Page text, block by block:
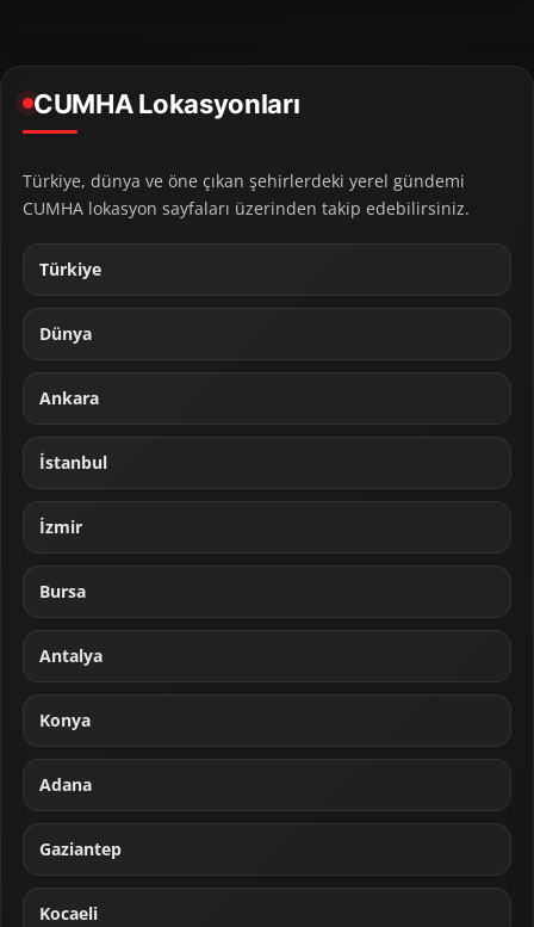
CUMHA Lokasyonları
Türkiye, dünya ve öne çıkan şehirlerdeki yerel gündemi
CUMHA lokasyon sayfaları üzerinden takip edebilirsiniz.
Türkiye
Dünya
Ankara
İstanbul
İzmir
Bursa
Antalya
Konya
Adana
Gaziantep
Kocaeli